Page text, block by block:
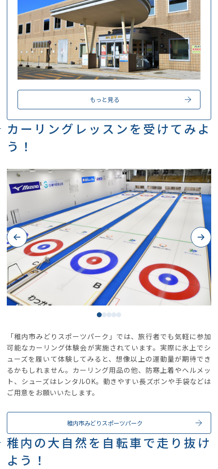
もっと見る
カーリングレッスンを受けてみよ
う！
Previous Next
「稚内市みどりスポーツパーク」では、旅行者でも気軽に参加
可能なカーリング体験会が実施されています。実際に氷上でシ
ューズを履いて体験してみると、想像以上の運動量が期待でき
るかもしれません。カーリング用品の他、防寒上着やヘルメッ
ト、シューズはレンタルOK。動きやすい長ズボンや手袋などは
ご用意をお願いいたします。
稚内市みどりスポーツパーク
稚内の大自然を自転車で走り抜け
よう！